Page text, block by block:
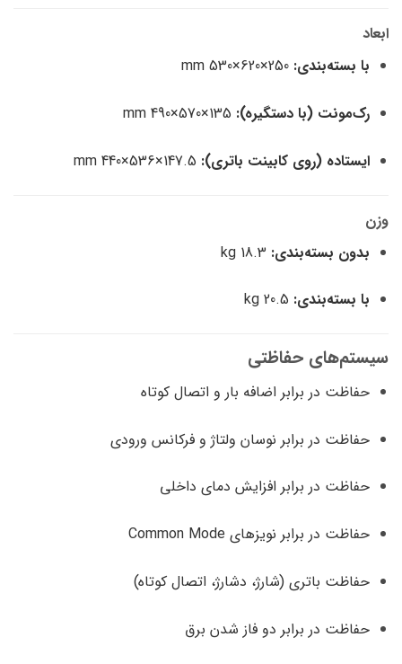
ابعاد
با بسته‌بندی:
رک‌مونت (با دستگیره):
ایستاده (روی کابینت باتری):
وزن
بدون بسته‌بندی:
با بسته‌بندی:
سیستم‌های حفاظتی
حفاظت در برابر اضافه بار و اتصال کوتاه
حفاظت در برابر نوسان ولتاژ و فرکانس ورودی
حفاظت در برابر افزایش دمای داخلی
حفاظت در برابر نویزهای Common Mode
حفاظت باتری (شارژ، دشارژ، اتصال کوتاه)
حفاظت در برابر دو فاز شدن برق